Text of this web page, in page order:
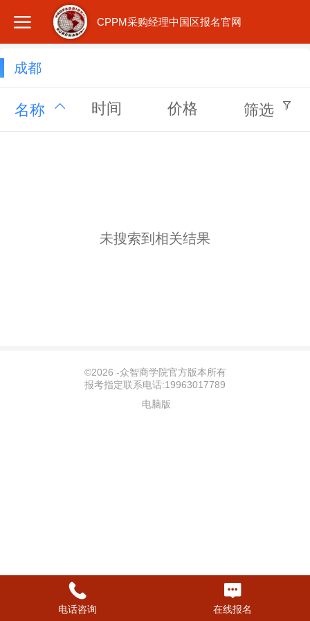
CPPM采购经理中国区报名官网
成都
名称 时间 价格 筛选
未搜索到相关结果
©2026 -众智商学院官方版本所有
报考指定联系电话:19963017789
电脑版
电话咨询 在线报名